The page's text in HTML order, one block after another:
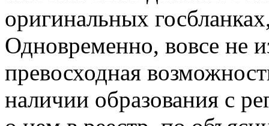
оригинальных
Одновременно, вовсе не
превосходная
наличии образования с